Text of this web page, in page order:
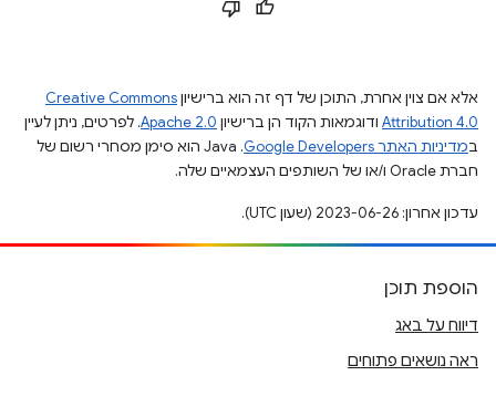
אלא אם צוין אחרת, התוכן של דף זה הוא ברישיוןCreative Commons
Attribution 4.0 ודוגמאות הקוד הן ברישיון Apache 2.0. לפרטים, ניתן לעיין
במדיניות האתר Google Developers‏
.‏ Java הוא סימן מסחרי רשום של
חברת Oracle ו/או של השותפים העצמאיים שלה.
עדכון אחרון: 2023-06-26 (שעון UTC).
הוספת תוכן
דיווח על באג
ראה נושאים פתוחים